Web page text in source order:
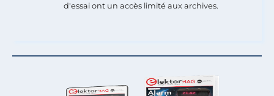
d'essai ont un accès limité aux archives.